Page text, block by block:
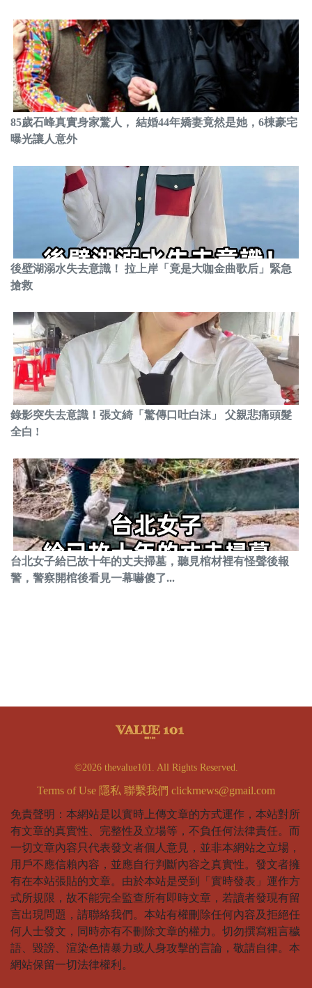
85歲石峰真實身家驚人， 結婚44年嬌妻竟然是她，6棟豪宅
曝光讓人意外
後壁湖溺水失去意識！ 拉上岸「竟是大咖金曲歌后」緊急
搶救
錄影突失去意識！張文綺「驚傳口吐白沫」 父親悲痛頭髮
全白 !
台北女子給已故十年的丈夫掃墓，聽見棺材裡有怪聲後報
警，警察開棺後看見一幕嚇傻了...
©2026 thevalue101. All Rights Reserved.
Terms of Use 隱私 聯繫我們 clickrnews@gmail.com
免責聲明：本網站是以實時上傳文章的方式運作，本站對所
有文章的真實性、完整性及立場等，不負任何法律責任。而
一切文章內容只代表發文者個人意見，並非本網站之立場，
用戶不應信賴內容，並應自行判斷內容之真實性。發文者擁
有在本站張貼的文章。由於本站是受到「實時發表」運作方
式所規限，故不能完全監查所有即時文章，若讀者發現有留
言出現問題，請聯絡我們。本站有權刪除任何內容及拒絕任
何人士發文，同時亦有不刪除文章的權力。切勿撰寫粗言穢
語、毀謗、渲染色情暴力或人身攻擊的言論，敬請自律。本
網站保留一切法律權利。